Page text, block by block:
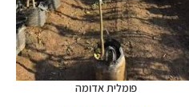
פומלית אדומה